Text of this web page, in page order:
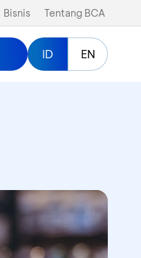
Bisnis Tentang BCA
ID EN